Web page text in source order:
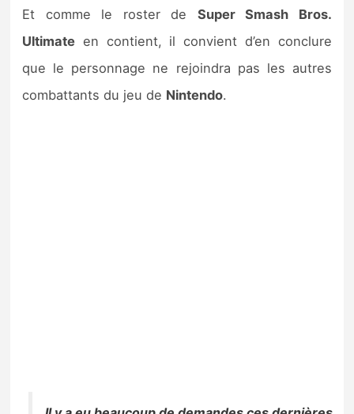
Et comme le roster de Super Smash Bros.
Ultimate en contient, il convient d’en conclure
que le personnage ne rejoindra pas les autres
combattants du jeu de Nintendo.